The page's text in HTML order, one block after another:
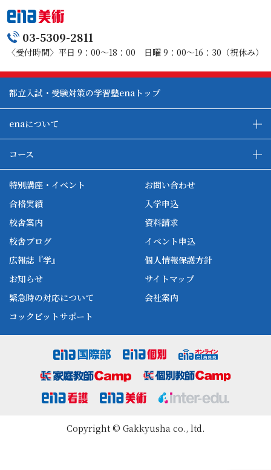
害の賠償を請求できるものとしそれを超える前受金を受
領している場合には差額分を返還するものとします。
一 役務提供開始前の場合契約の締結及び履行のために通
常要する事務手数料として550円
及び契約の締結・履行のための事務手数料として550円
2 前項の役務の対価の単価は(月・回数)をもって計算する
3 第1項の契約の解約があった場合、乙が関連商品の販売
す。
場合において、未使用分に相当する前受金がある場合は
乙は甲に当該金額を返還するものとします。
5 乙の事情変更等に基づく中途解約にあたっては、解約
手数料等を徴収しないものとします。
6 返還金のある場合は、甲の指定する方法で速やかに甲
に返還するものとします。
(個人情報保護)
第10条 本契約に際し乙が収集した個人情報に関しては、
第三者への提供は行いません。
第11条 本約款に定める事項及び契約内容について疑義が
生じた場合、その他本約款に関して争いが生じた場合
は、両者協議のうえ、解決するものとします。
2 本契約及び約款に定めのない事項については、民法及
とします。
ｂ 当該特定継続的役務提供契約の解除に係る事務手数料
550 円
８．割賦販売法に基づく抗弁権の接続に関する事項
９．前受金の保全に関する事項
前受金の保全措置はとっておりません。
10．特約があるときは、その内容
春・夏・冬の特別講習は別契約になります。
03-5309-2811
〈受付時間〉平日 9：00～18：00 日曜 9：00～16：30（祝休み）
都立入試・受験対策の学習塾enaトップ
enaについて
ena本部について
ena国立タワー竣工
ena-base
新開校
コース
特別講座・イベント
合格実績
校舎案内
校舎ブログ
広報誌『学』
お知らせ
緊急時の対応について
コックピットサポート
お問い合わせ
入学申込
資料請求
イベント申込
個人情報保護方針
サイトマップ
会社案内
Copyright © Gakkyusha co., ltd.